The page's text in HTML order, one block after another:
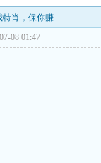
特肖，保你赚.
08 01:47